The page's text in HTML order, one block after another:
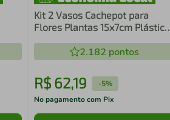
Kit 2 Vasos Cachepot para
Flores Plantas 15x7cm Plástico
2.182 pontos
R$62,19 -5%
No pagamento com Pix